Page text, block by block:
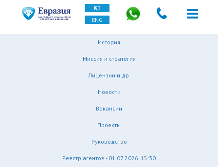
ҚАЗ
ENG
История
Миссия и стратегия
Лицензии и др.
Новости
Вакансии
Проекты
Руководство
Реестр агентов - 01.07.2026, 15:30